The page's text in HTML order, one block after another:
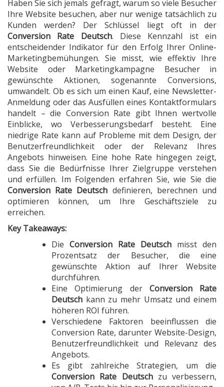
Haben Sie sich jemals gefragt, warum so viele Besucher
Ihre Website besuchen, aber nur wenige tatsächlich zu
Kunden werden? Der Schlüssel liegt oft in der
Conversion Rate Deutsch. Diese Kennzahl ist ein
entscheidender Indikator für den Erfolg Ihrer Online-
Marketingbemühungen. Sie misst, wie effektiv Ihre
Website oder Marketingkampagne Besucher in
gewünschte Aktionen, sogenannte Conversions,
umwandelt. Ob es sich um einen Kauf, eine Newsletter-
Anmeldung oder das Ausfüllen eines Kontaktformulars
handelt – die Conversion Rate gibt Ihnen wertvolle
Einblicke, wo Verbesserungsbedarf besteht. Eine
niedrige Rate kann auf Probleme mit dem Design, der
Benutzerfreundlichkeit oder der Relevanz Ihres
Angebots hinweisen. Eine hohe Rate hingegen zeigt,
dass Sie die Bedürfnisse Ihrer Zielgruppe verstehen
und erfüllen. Im Folgenden erfahren Sie, wie Sie die
Conversion Rate Deutsch definieren, berechnen und
optimieren können, um Ihre Geschäftsziele zu
erreichen.
Key Takeaways:
Die Conversion Rate Deutsch misst den
Prozentsatz der Besucher, die eine
gewünschte Aktion auf Ihrer Website
durchführen.
Eine Optimierung der Conversion Rate
Deutsch kann zu mehr Umsatz und einem
höheren ROI führen.
Verschiedene Faktoren beeinflussen die
Conversion Rate, darunter Website-Design,
Benutzerfreundlichkeit und Relevanz des
Angebots.
Es gibt zahlreiche Strategien, um die
Conversion Rate Deutschzu verbessern,